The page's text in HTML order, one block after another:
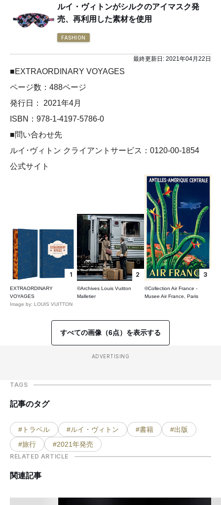
ルイ・ヴィトンがシルクのアイマスク発
売、再利用した素材を使用
FASHION
最終更新日: 2021年04月22日
■EXTRAORDINARY VOYAGES
ページ数：488ページ
発行日： 2021年4月
ISBN：978-1-4197-5786-0
■問い合わせ先
ルイ･ヴィトン クライアントサービス：0120-00-1854
公式サイト
1
EXTRAORDINARY
VOYAGES
Image by: LOUIS VUITTON
2
©Archives Louis Vuitton
Malletier
3
©Collection Air France -
Musee Air France, Paris
すべての画像（6点）を表示する
ADVERTISING
TAGS
記事のタグ
#トラベル #ルイ・ヴィトン #書籍
#出版
#旅行
#2021年発売
RELATED ARTICLE
関連記事